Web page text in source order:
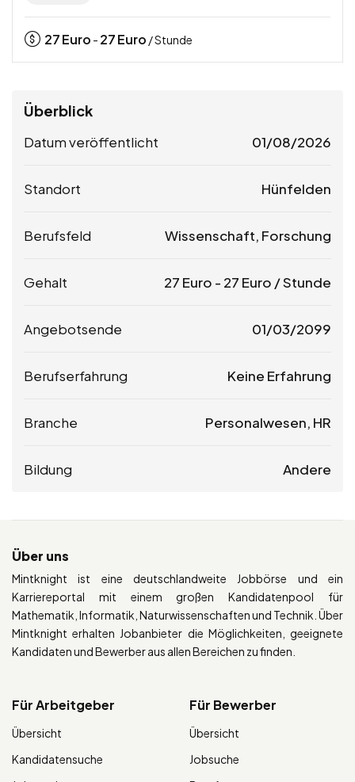
27Euro - 27Euro / Stunde
Überblick
Datum veröffentlicht 01/08/2026
Standort Hünfelden
Berufsfeld Wissenschaft, Forschung
Gehalt 27 Euro - 27 Euro / Stunde
Angebotsende 01/03/2099
Berufserfahrung Keine Erfahrung
Branche Personalwesen, HR
Bildung Andere
Über uns
Mintknight ist eine deutschlandweite Jobbörse und ein
Karriereportal mit einem großen Kandidatenpool für
Mathematik, Informatik, Naturwissenschaften und Technik. Über
Mintknight erhalten Jobanbieter die Möglichkeiten, geeignete
Kandidaten und Bewerber aus allen Bereichen zu finden.
Für Arbeitgeber
Übersicht
Kandidatensuche
Für Bewerber
Übersicht
Jobsuche